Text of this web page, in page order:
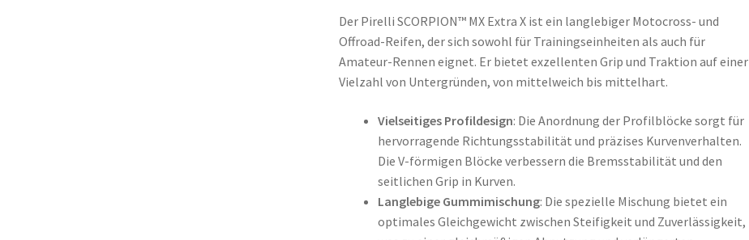
Der Pirelli SCORPION™ MX Extra X ist ein langlebiger Motocross- und
Offroad-Reifen, der sich sowohl für Trainingseinheiten als auch für
Amateur-Rennen eignet. Er bietet exzellenten Grip und Traktion auf einer
Vielzahl von Untergründen, von mittelweich bis mittelhart.
Vielseitiges Profildesign: Die Anordnung der Profilblöcke sorgt für
hervorragende Richtungsstabilität und präzises Kurvenverhalten.
Die V-förmigen Blöcke verbessern die Bremsstabilität und den
seitlichen Grip in Kurven.
Langlebige Gummimischung: Die spezielle Mischung bietet ein
optimales Gleichgewicht zwischen Steifigkeit und Zuverlässigkeit,